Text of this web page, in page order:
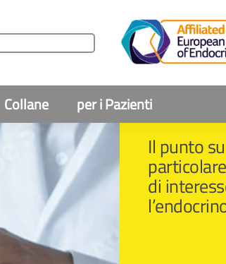
Collane per i Pazienti
Il punto
di